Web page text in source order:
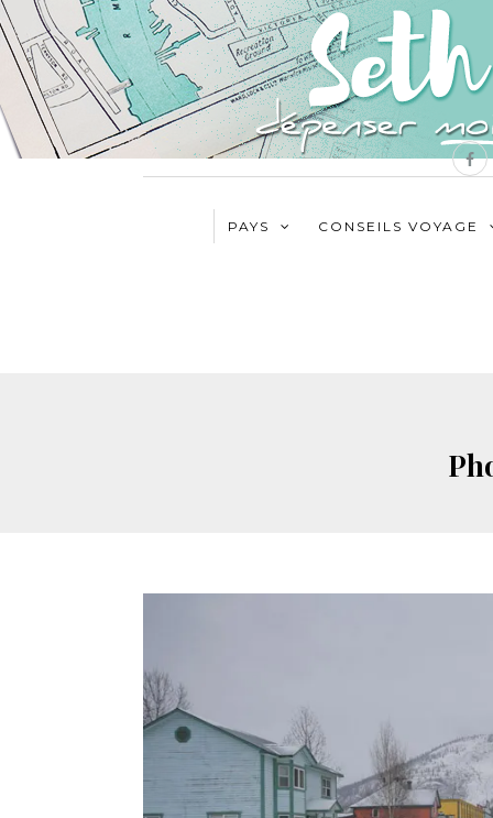
PAYS CONSEILS VOYAGE